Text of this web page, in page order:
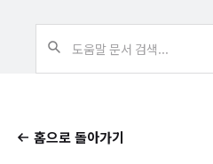
홈으로 돌아가기